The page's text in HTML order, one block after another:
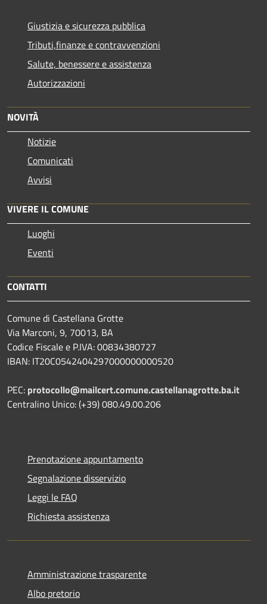
Giustizia e sicurezza pubblica
Tributi,finanze e contravvenzioni
Salute, benessere e assistenza
Autorizzazioni
NOVITÀ
Notizie
Comunicati
Avvisi
VIVERE IL COMUNE
Luoghi
Eventi
CONTATTI
Comune di Castellana Grotte
Via Marconi, 9, 70013, BA
Codice Fiscale e P.IVA: 00834380727
IBAN: IT20C0542404297000000000520
PEC: protocollo@mailcert.comune.castellanagrotte.ba.it
Centralino Unico: (+39) 080.49.00.206
Prenotazione appuntamento
Segnalazione disservizio
Leggi le FAQ
Richiesta assistenza
Amministrazione trasparente
Albo pretorio